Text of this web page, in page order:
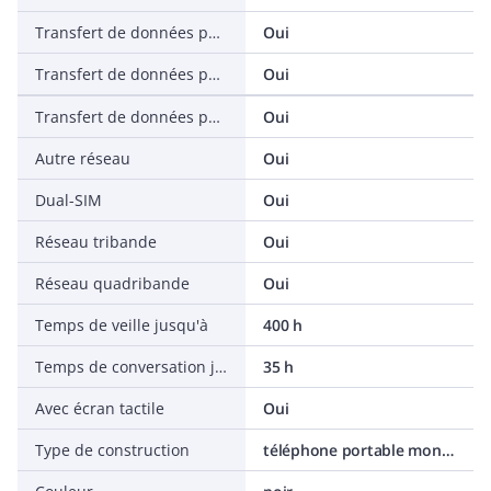
Transfert de données par WLAN
Oui
Transfert de données par USB
Oui
Transfert de données par Bluetooth
Oui
Autre réseau
Oui
Dual-SIM
Oui
Réseau tribande
Oui
Réseau quadribande
Oui
Temps de veille jusqu'à
400 h
Temps de conversation jusqu'à
35 h
Avec écran tactile
Oui
Type de construction
téléphone portable monobloc (standard)